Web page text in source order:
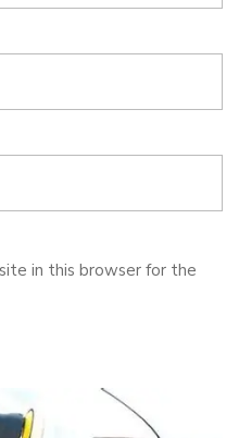
in this browser for the